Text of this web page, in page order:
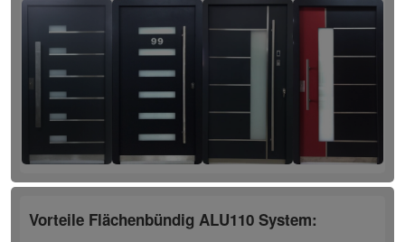
Vorteile Flächenbündig ALU110 System: